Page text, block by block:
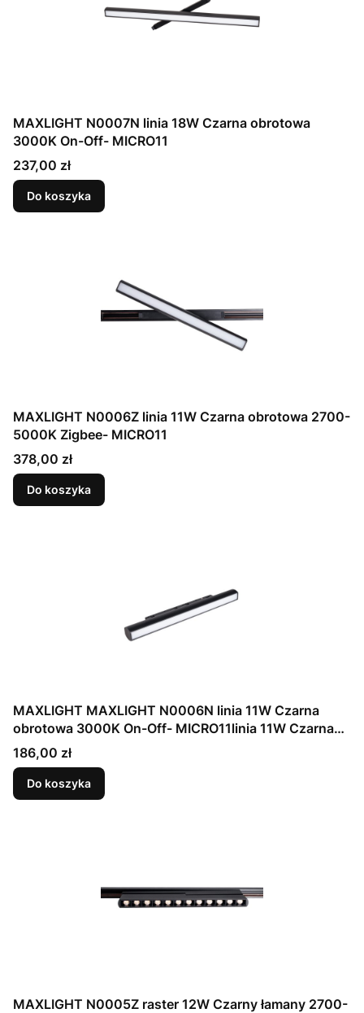
MAXLIGHT N0007N linia 18W Czarna obrotowa
3000K On-Off- MICRO11
Cena
237,00 zł
Do koszyka
MAXLIGHT N0006Z linia 11W Czarna obrotowa 2700-
5000K Zigbee- MICRO11
Cena
378,00 zł
Do koszyka
MAXLIGHT MAXLIGHT N0006N linia 11W Czarna
obrotowa 3000K On-Off- MICRO11linia 11W Czarna
obrotowa 3000K On-Off- MICRO11
Cena
186,00 zł
Do koszyka
MAXLIGHT N0005Z raster 12W Czarny łamany 2700-